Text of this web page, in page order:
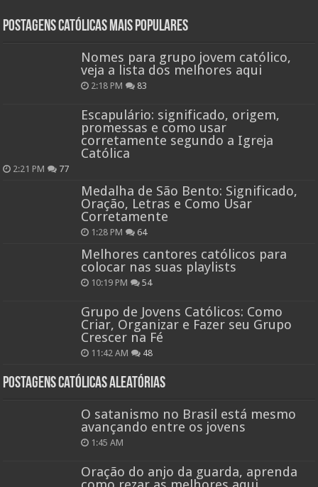
Postagens católicas mais Populares
Nomes para grupo jovem católico,
veja a lista dos melhores aqui
2:18 PM 83
Escapulário: significado, origem,
promessas e como usar
corretamente segundo a Igreja
Católica
2:21 PM 77
Medalha de São Bento: Significado,
Oração, Letras e Como Usar
Corretamente
1:28 PM 64
Melhores cantores católicos para
colocar nas suas playlists
10:19 PM 54
Grupo de Jovens Católicos: Como
Criar, Organizar e Fazer seu Grupo
Crescer na Fé
11:42 AM 48
Postagens católicas aleatórias
O satanismo no Brasil está mesmo
avançando entre os jovens
1:45 AM
Oração do anjo da guarda, aprenda